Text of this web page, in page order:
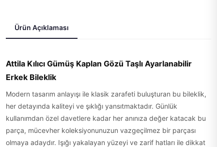
Ürün Açıklaması
Attila Kılıcı Gümüş Kaplan Gözü Taşlı Ayarlanabilir
Erkek Bileklik
Modern tasarım anlayışı ile klasik zarafeti buluşturan bu bileklik,
her detayında kaliteyi ve şıklığı yansıtmaktadır. Günlük
kullanımdan özel davetlere kadar her anınıza değer katacak bu
parça, mücevher koleksiyonunuzun vazgeçilmez bir parçası
olmaya adaydır. Işığı yakalayan yüzeyi ve zarif hatları ile dikkat